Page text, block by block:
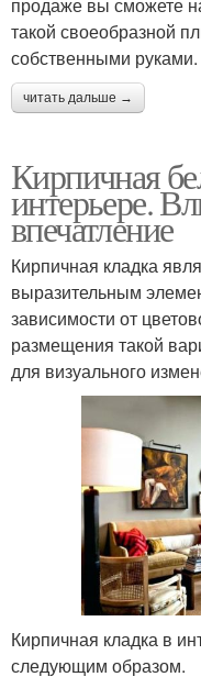
такой своеобразной
собственными руками.
читать дальше →
Кирпичная
интерьере.
впечатление
Кирпичная кладка
выразительным
зависимости от
размещения такой
для визуального
Кирпичная кладка в
следующим образом.